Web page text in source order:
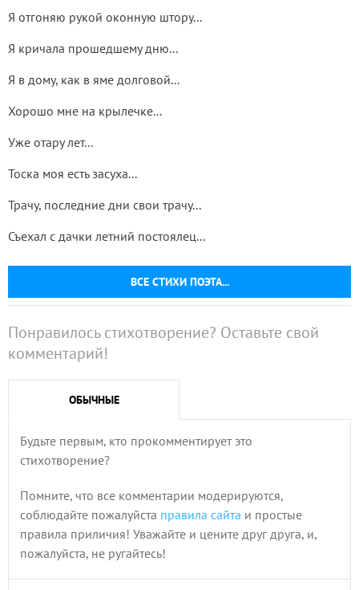
ВСЕ СТИХИ ПОЭТА...
Я отгоняю рукой оконную штору...
Я кричала прошедшему дню...
Я в дому, как в яме долговой...
Хорошо мне на крылечке...
Уже отару лет...
Тоска моя есть засуха...
Трачу, последние дни свои трачу...
Съехал с дачки летний постоялец...
Понравилось стихотворение? Оставьте свой
комментарий!
ОБЫЧНЫЕ
Будьте первым, кто прокомментирует это
стихотворение?
Помните, что все комментарии модерируются,
соблюдайте пожалуйста правила сайта и простые
правила приличия! Уважайте и цените друг друга, и,
пожалуйста, не ругайтесь!